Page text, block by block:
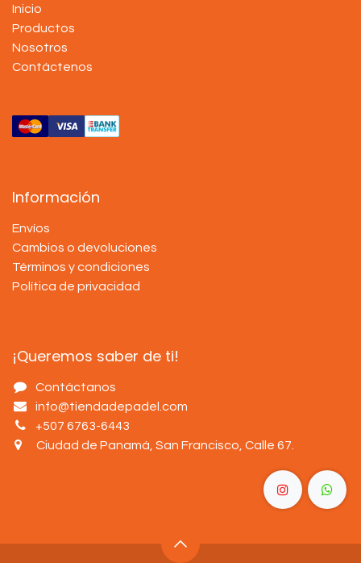
Inicio
Productos
Nosotros
Contáctenos
Información
Envíos
Cambios o devoluciones
Términos y condiciones
Política de privacidad
¡Queremos saber de ti!
Contáctanos
info@tiendadepadel.com
+507 6763-6443
Ciudad de Panamá, San Francisco, Calle 67